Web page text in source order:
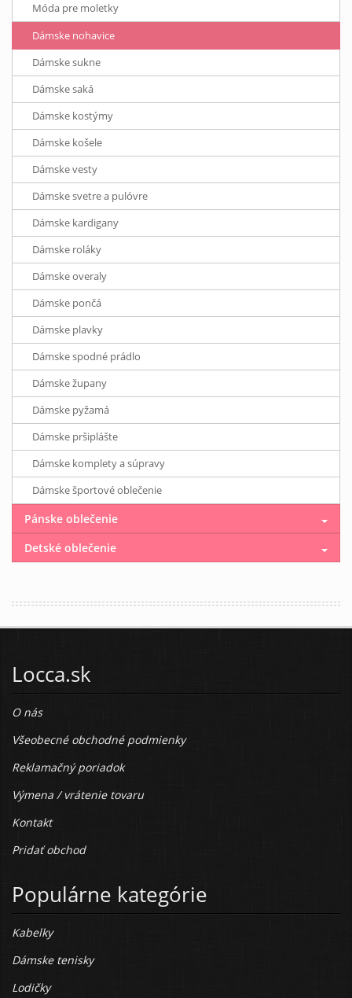
Móda pre moletky
Dámske nohavice
Dámske sukne
Dámske saká
Dámske kostýmy
Dámske košele
Dámske vesty
Dámske svetre a pulóvre
Dámske kardigany
Dámske roláky
Dámske overaly
Dámske pončá
Dámske plavky
Dámske spodné prádlo
Dámske župany
Dámske pyžamá
Dámske pršiplášte
Dámske komplety a súpravy
Dámske športové oblečenie
Pánske oblečenie
Detské oblečenie
Locca.sk
O nás
Všeobecné obchodné podmienky
Reklamačný poriadok
Výmena / vrátenie tovaru
Kontakt
Pridať obchod
Populárne kategórie
Kabelky
Dámske tenisky
Lodičky